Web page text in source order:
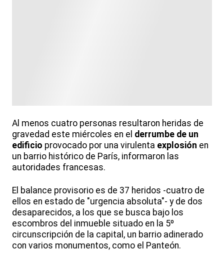
Al menos cuatro personas resultaron heridas de
gravedad este miércoles en el derrumbe de un
edificio provocado por una virulenta explosión en
un barrio histórico de París, informaron las
autoridades francesas.
El balance provisorio es de 37 heridos -cuatro de
ellos en estado de "urgencia absoluta"- y de dos
desaparecidos, a los que se busca bajo los
escombros del inmueble situado en la 5º
circunscripción de la capital, un barrio adinerado
con varios monumentos, como el Panteón.